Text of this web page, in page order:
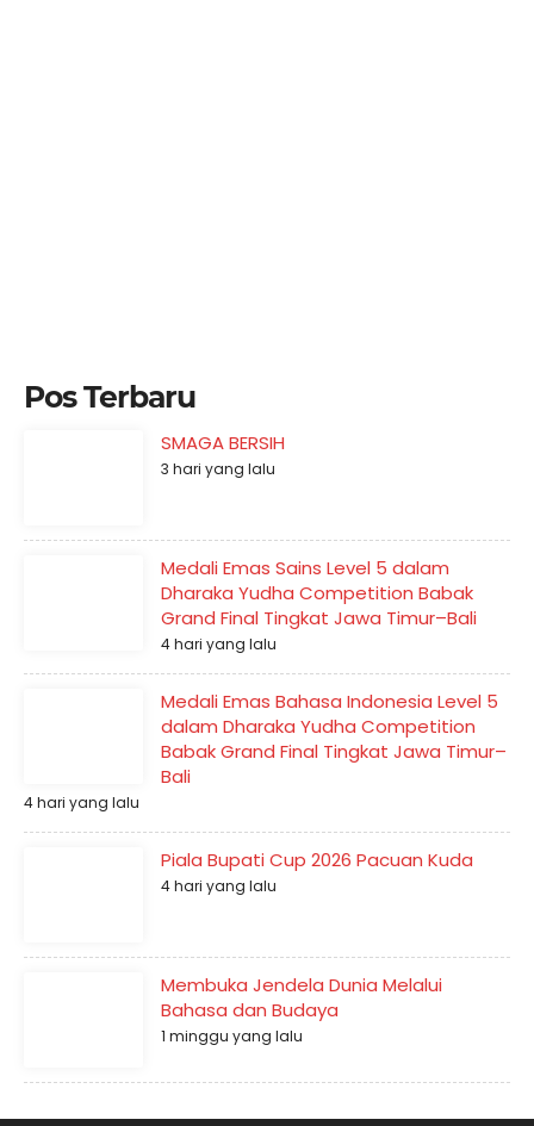
Pos Terbaru
SMAGA BERSIH
3 hari yang lalu
Medali Emas Sains Level 5 dalam
Dharaka Yudha Competition Babak
Grand Final Tingkat Jawa Timur–Bali
4 hari yang lalu
Medali Emas Bahasa Indonesia Level 5
dalam Dharaka Yudha Competition
Babak Grand Final Tingkat Jawa Timur–
Bali
4 hari yang lalu
Piala Bupati Cup 2026 Pacuan Kuda
4 hari yang lalu
Membuka Jendela Dunia Melalui
Bahasa dan Budaya
1 minggu yang lalu